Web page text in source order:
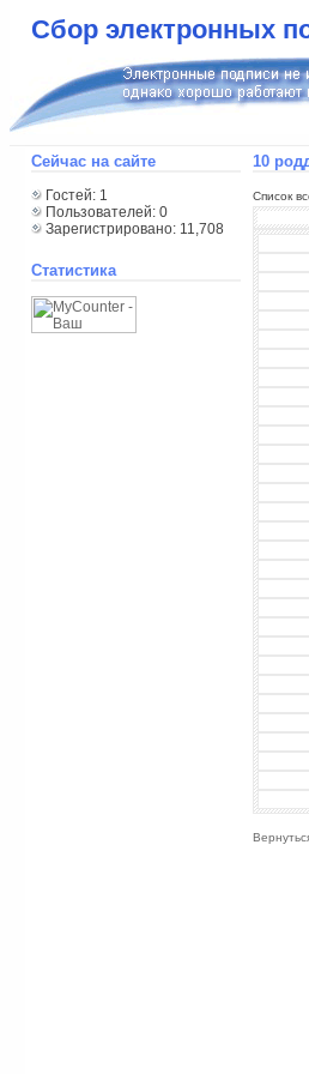
Сбор электронных
Сейчас на сайте
Гостей: 1
Пользователей: 0
Зарегистрировано: 11,708
Статистика
10
Список